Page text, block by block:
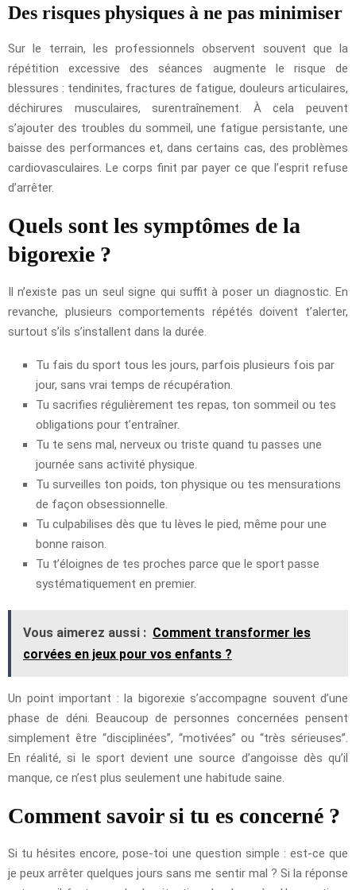
Des risques physiques à ne pas minimiser
Sur le terrain, les professionnels observent souvent que la
répétition excessive des séances augmente le risque de
blessures : tendinites, fractures de fatigue, douleurs articulaires,
déchirures musculaires, surentraînement. À cela peuvent
s’ajouter des troubles du sommeil, une fatigue persistante, une
baisse des performances et, dans certains cas, des problèmes
cardiovasculaires. Le corps finit par payer ce que l’esprit refuse
d’arrêter.
Quels sont les symptômes de la
bigorexie ?
Il n’existe pas un seul signe qui suffit à poser un diagnostic. En
revanche, plusieurs comportements répétés doivent t’alerter,
surtout s’ils s’installent dans la durée.
Tu fais du sport tous les jours, parfois plusieurs fois par
jour, sans vrai temps de récupération.
Tu sacrifies régulièrement tes repas, ton sommeil ou tes
obligations pour t’entraîner.
Tu te sens mal, nerveux ou triste quand tu passes une
journée sans activité physique.
Tu surveilles ton poids, ton physique ou tes mensurations
de façon obsessionnelle.
Tu culpabilises dès que tu lèves le pied, même pour une
bonne raison.
Tu t’éloignes de tes proches parce que le sport passe
systématiquement en premier.
Vous aimerez aussi : Comment transformer les
corvées en jeux pour vos enfants ?
Un point important : la bigorexie s’accompagne souvent d’une
phase de déni. Beaucoup de personnes concernées pensent
simplement être “disciplinées”, “motivées” ou “très sérieuses”.
En réalité, si le sport devient une source d’angoisse dès qu’il
manque, ce n’est plus seulement une habitude saine.
Comment savoir si tu es concerné ?
Si tu hésites encore, pose-toi une question simple : est-ce que
je peux arrêter quelques jours sans me sentir mal ? Si la réponse